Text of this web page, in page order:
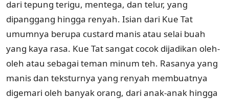
dari tepung terigu, mentega, dan telur, yang
dipanggang hingga renyah. Isian dari Kue Tat
umumnya berupa custard manis atau selai buah
yang kaya rasa. Kue Tat sangat cocok dijadikan oleh-
oleh atau sebagai teman minum teh. Rasanya yang
manis dan teksturnya yang renyah membuatnya
digemari oleh banyak orang, dari anak-anak hingga